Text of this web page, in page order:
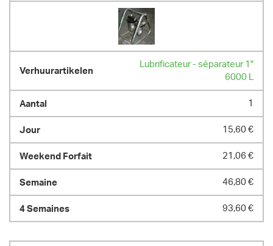
Lubrificateur - séparateur 1"
6000 L
1
15,60 €
21,06 €
46,80 €
93,60 €